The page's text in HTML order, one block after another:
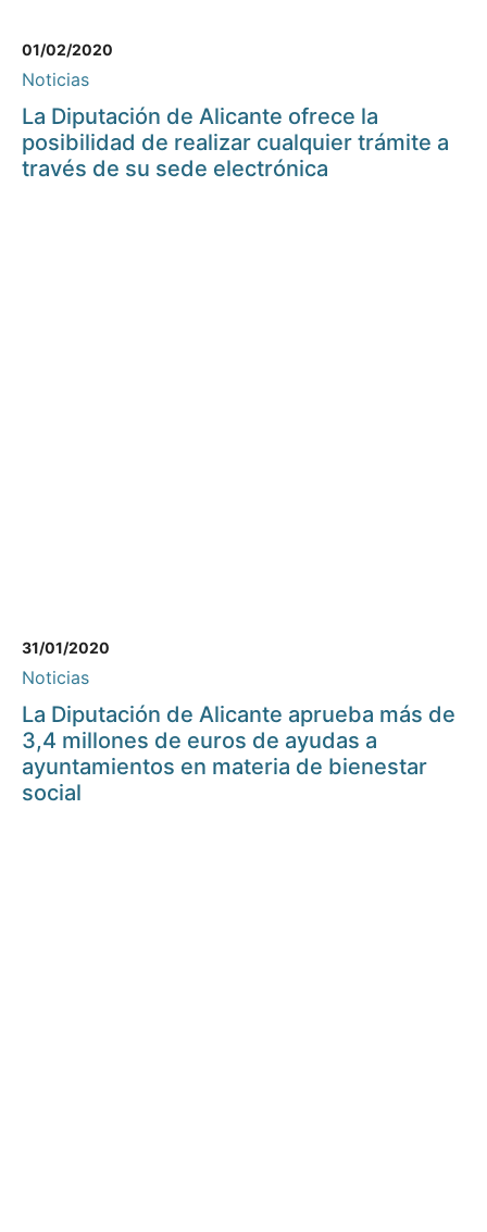
01/02/2020
Noticias
La Diputación de Alicante ofrece la
posibilidad de realizar cualquier trámite a
través de su sede electrónica
31/01/2020
Noticias
La Diputación de Alicante aprueba más de
3,4 millones de euros de ayudas a
ayuntamientos en materia de bienestar
social